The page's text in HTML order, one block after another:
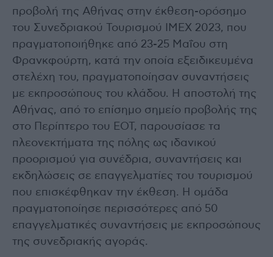
προβολή της Αθήνας στην έκθεση-ορόσημο
του Συνεδριακού Τουρισμού IMEX 2023, που
πραγματοποιήθηκε από 23-25 Μαΐου στη
Φρανκφούρτη, κατά την οποία εξειδικευμένα
στελέχη του, πραγματοποίησαν συναντήσεις
με εκπροσώπους του κλάδου. Η αποστολή της
Αθήνας, από το επίσημο σημείο προβολής της
στο Περίπτερο του ΕΟΤ, παρουσίασε τα
πλεονεκτήματα της πόλης ως ιδανικού
προορισμού για συνέδρια, συναντήσεις και
εκδηλώσεις σε επαγγελματίες του τουρισμού
που επισκέφθηκαν την έκθεση. Η ομάδα
πραγματοποίησε περισσότερες από 50
επαγγελματικές συναντήσεις με εκπροσώπους
της συνεδριακής αγοράς.